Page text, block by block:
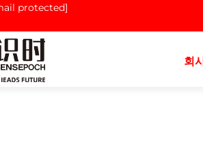
protected]
회